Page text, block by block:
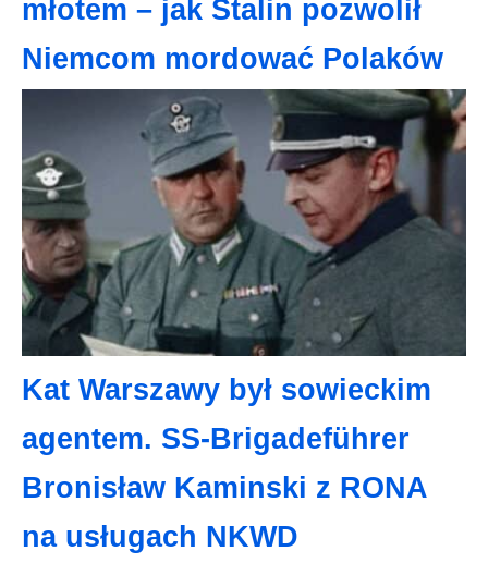
młotem – jak Stalin pozwolił
Niemcom mordować Polaków
Kat Warszawy był sowieckim
agentem. SS-Brigadeführer
Bronisław Kaminski z RONA
na usługach NKWD